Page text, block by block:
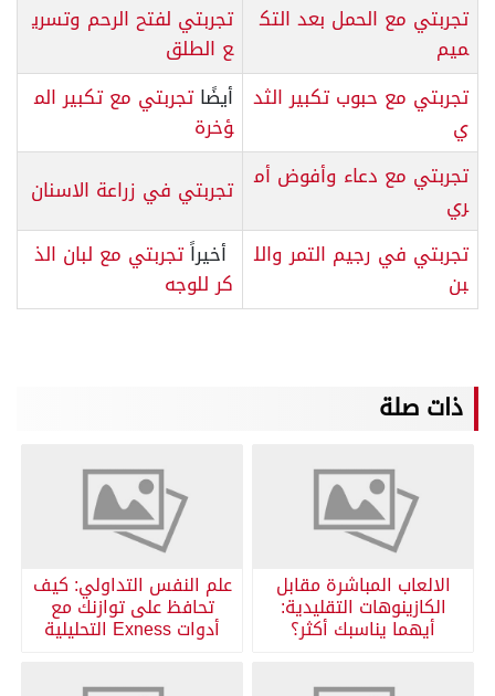
تجربتي مع الحمل بعد التك
ميم
تجربتي لفتح الرحم وتسري
ع الطلق
تجربتي مع حبوب تكبير الثد
ي
أيضًاتجربتي مع تكبير الم
ؤخرة
تجربتي مع دعاء وأفوض أم
ري
تجربتي في زراعة الاسنان
تجربتي في رجيم التمر والل
بن
أخيراًتجربتي مع لبان الذ
كر للوجه
ذات صلة
الالعاب المباشرة مقابل
الكازينوهات التقليدية:
أيهما يناسبك أكثر؟
علم النفس التداولي: كيف
تحافظ على توازنك مع
أدوات Exness التحليلية